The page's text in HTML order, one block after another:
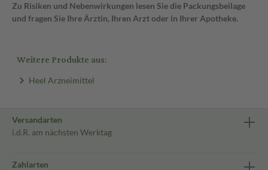
Zu Risiken und Nebenwirkungen lesen Sie die Packungsbeilage
und fragen Sie Ihre Ärztin, Ihren Arzt oder in Ihrer Apotheke.
Weitere Produkte aus:
Heel Arzneimittel
Versandarten
i.d.R. am nächsten Werktag
Zahlarten